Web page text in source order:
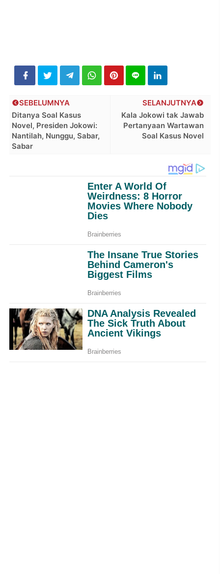
SELANJUTNYA
Kala Jokowi tak Jawab
Pertanyaan Wartawan
Soal Kasus Novel
SEBELUMNYA
Ditanya Soal Kasus
Novel, Presiden Jokowi:
Nantilah, Nunggu, Sabar,
Sabar